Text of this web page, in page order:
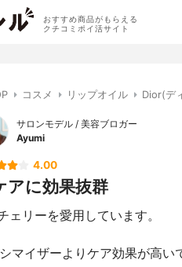
おすすめ商品がもらえる
クチコミポイ活サイト
コスメ リップオイル Dior(デ
サロンモデル / 美容ブロガー
Ayumi
4.00
アに効果抜群
ェリーを愛用しています。
マイザーよりケア効果が高い